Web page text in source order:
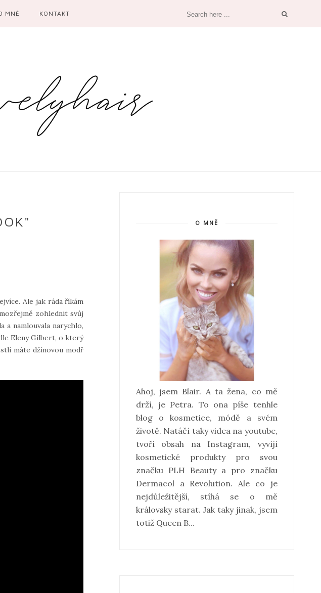
MNĚ KONTAKT
Ale jak ráda říkám
zohlednit svůj
a namlouvala narychlo,
Eleny Gilbert, o který
máte džínovou modř
O MNĚ
Ahoj, jsem Blair. A ta žena, co mě
drží, je Petra. To ona píše tenhle
blog o kosmetice, módě a svém
životě. Natáčí taky videa na youtube,
tvoří obsah na Instagram, vyvíjí
kosmetické produkty pro svou
značku PLH Beauty a pro značku
Dermacol a Revolution. Ale co je
nejdůležitější, stíhá se o mě
královsky starat. Jak taky jinak, jsem
totiž Queen B...